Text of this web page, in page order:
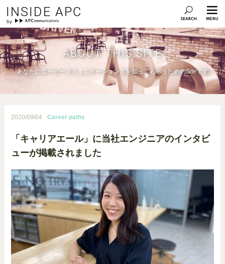
INSIDE APC
ABOUT THIS SITE
あなたにエーピーコミュニケーションズを知ってもらうためのSiteです
2020/09/04 Career paths
「キャリアエール」に当社エンジニアのインタビ
ューが掲載されました